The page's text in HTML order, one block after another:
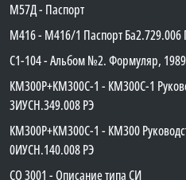
М57Д - Паспорт
М416 - М416/1 Паспорт Ба2.729.006
C1-104 - Альбом №2. Формуляр,
КМ300Р+КМ300С-1 - КМ300C-1
3ИУСН.349.008 РЭ
КМ300Р+КМ300С-1 - КМ300
0ИУСН.140.008 РЭ
СО 3001 - Описание типа СИ